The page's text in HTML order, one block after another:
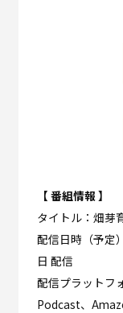
【 番組情報 】
タイトル：畑芽
配信日時（予定
日 配信
配信プラットフ
Podcast、